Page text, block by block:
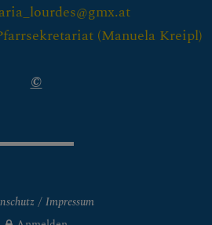
DER
(Manuela Kreipl)
©
Impressum